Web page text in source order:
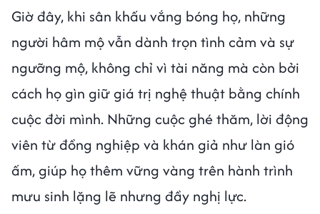
Giờ đây, khi sân khấu vắng bóng họ, những
người hâm mộ vẫn dành trọn tình cảm và sự
ngưỡng mộ, không chỉ vì tài năng mà còn bởi
cách họ gìn giữ giá trị nghệ thuật bằng chính
cuộc đời mình. Những cuộc ghé thăm, lời động
viên từ đồng nghiệp và khán giả như làn gió
ấm, giúp họ thêm vững vàng trên hành trình
mưu sinh lặng lẽ nhưng đầy nghị lực.